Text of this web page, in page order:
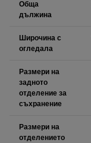
Обща
дължина
Широчина с
огледала
Размери на
задното
отделение за
съхранение
Размери на
отделението